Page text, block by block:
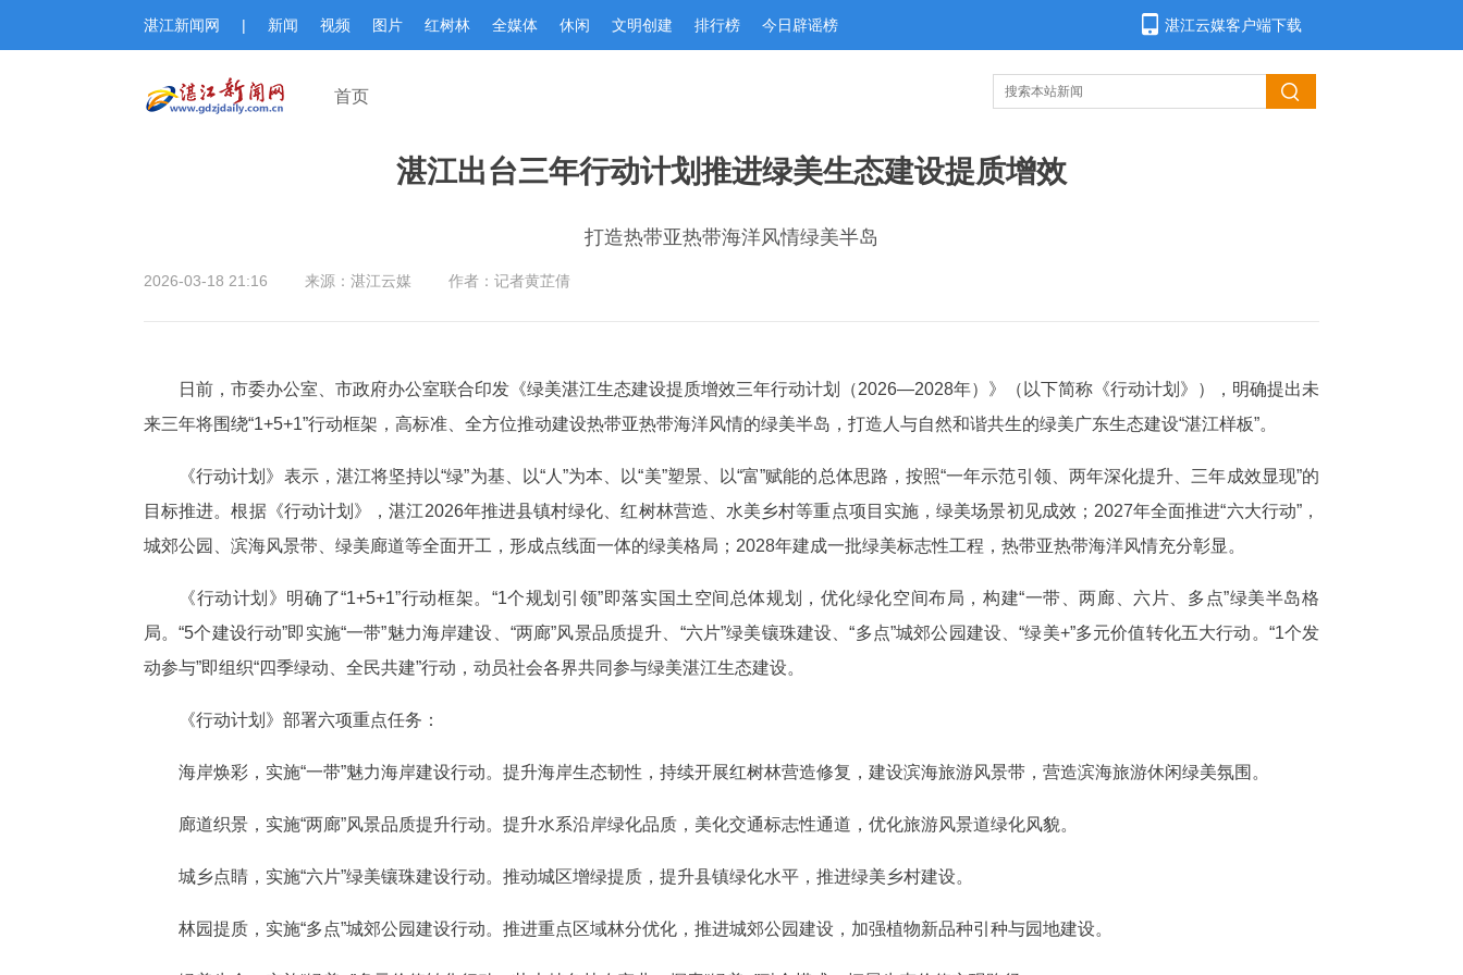
湛江新闻网 | 新闻 视频 图片 红树林 全媒体 休闲 文明创建 排行榜 今日辟谣榜 湛江云媒客户端下载
首页
湛江出台三年行动计划推进绿美生态建设提质增效
打造热带亚热带海洋风情绿美半岛
2026-03-18 21:16 来源：湛江云媒 作者：记者黄芷倩
日前，市委办公室、市政府办公室联合印发《绿美湛江生态建设提质增效三年行动计划（2026—2028年）》（以下简称《行动计划》），明确提出未
来三年将围绕“1+5+1”行动框架，高标准、全方位推动建设热带亚热带海洋风情的绿美半岛，打造人与自然和谐共生的绿美广东生态建设“湛江样板”。
《行动计划》表示，湛江将坚持以“绿”为基、以“人”为本、以“美”塑景、以“富”赋能的总体思路，按照“一年示范引领、两年深化提升、三年成效显现”的
目标推进。根据《行动计划》，湛江2026年推进县镇村绿化、红树林营造、水美乡村等重点项目实施，绿美场景初见成效；2027年全面推进“六大行动”，
城郊公园、滨海风景带、绿美廊道等全面开工，形成点线面一体的绿美格局；2028年建成一批绿美标志性工程，热带亚热带海洋风情充分彰显。
《行动计划》明确了“1+5+1”行动框架。“1个规划引领”即落实国土空间总体规划，优化绿化空间布局，构建“一带、两廊、六片、多点”绿美半岛格
局。“5个建设行动”即实施“一带”魅力海岸建设、“两廊”风景品质提升、“六片”绿美镶珠建设、“多点”城郊公园建设、“绿美+”多元价值转化五大行动。“1个发
动参与”即组织“四季绿动、全民共建”行动，动员社会各界共同参与绿美湛江生态建设。
《行动计划》部署六项重点任务：
海岸焕彩，实施“一带”魅力海岸建设行动。提升海岸生态韧性，持续开展红树林营造修复，建设滨海旅游风景带，营造滨海旅游休闲绿美氛围。
廊道织景，实施“两廊”风景品质提升行动。提升水系沿岸绿化品质，美化交通标志性通道，优化旅游风景道绿化风貌。
城乡点睛，实施“六片”绿美镶珠建设行动。推动城区增绿提质，提升县镇绿化水平，推进绿美乡村建设。
林园提质，实施“多点”城郊公园建设行动。推进重点区域林分优化，推进城郊公园建设，加强植物新品种引种与园地建设。